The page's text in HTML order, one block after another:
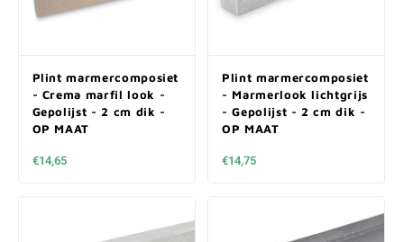
Plint marmercomposiet
- Crema marfil look -
Gepolijst - 2 cm dik -
OP MAAT
€14,65
Plint marmercomposiet
- Marmerlook lichtgrijs
- Gepolijst - 2 cm dik -
OP MAAT
€14,75